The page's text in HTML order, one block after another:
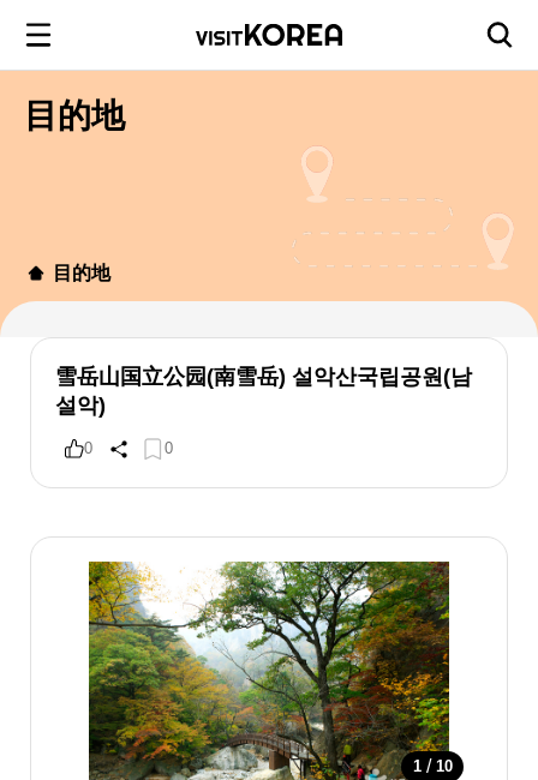
目的地
目的地
雪岳山国立公园(南雪岳) 설악산국립공원(남
설악)
0 0
1 / 10